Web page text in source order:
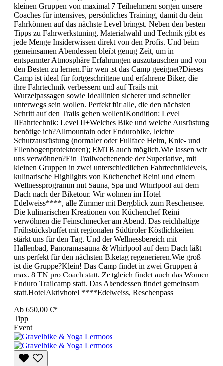
kleinen Gruppen von maximal 7 Teilnehmern sorgen unsere
Coaches für intensives, persönliches Training, damit du dein
Fahrkönnen auf das nächste Level bringst. Neben den besten
Tipps zu Fahrwerkstuning, Materialwahl und Technik gibt es
jede Menge Insiderwissen direkt von den Profis. Und beim
gemeinsamen Abendessen bleibt genug Zeit, um in
entspannter Atmosphäre Erfahrungen auszutauschen und von
den Besten zu lernen.Für wen ist das Camp geeignet?Dieses
Camp ist ideal für fortgeschrittene und erfahrene Biker, die
ihre Fahrtechnik verbessern und auf Trails mit
Wurzelpassagen sowie Ideallinien sicherer und schneller
unterwegs sein wollen. Perfekt für alle, die den nächsten
Schritt auf den Trails gehen wollen!Kondition: Level
IIFahrtechnik: Level II+Welches Bike und welche Ausrüstung
benötige ich?Allmountain oder Endurobike, leichte
Schutzausrüstung (normaler oder Fullface Helm, Knie- und
Ellenbogenprotektoren); EMTB auch möglich.Wie lassen wir
uns verwöhnen?Ein Trailwochenende der Superlative, mit
kleinen Gruppen in zwei unterschiedlichen Fahrtechniklevels,
kulinarische Highlights von Küchenchef Reini und einem
Wellnessprogramm mit Sauna, Spa und Whirlpool auf dem
Dach nach der Biketour. Wir wohnen im Hotel
Edelweiss****, alle Zimmer mit Bergblick zum Reschensee.
Die kulinarischen Kreationen von Küchenchef Reini
verwöhnen die Feinschmecker am Abend. Das reichhaltige
Frühstücksbuffet mit regionalen Südtiroler Köstlichkeiten
stärkt uns für den Tag. Und der Wellnessbereich mit
Hallenbad, Panoramasauna & Whirlpool auf dem Dach läßt
uns perfekt für den nächsten Biketag regenerieren.Wie groß
ist die Gruppe?Klein! Das Camp findet in zwei Gruppen à
max. 8 TN pro Coach statt. Zeitgleich findet auch das Women
Enduro Trailcamp statt. Das Abendessen findet gemeinsam
statt.HotelAktivhotel ****Edelweiss, Reschenpass
Ab 650,00 €*
Tipp
Event